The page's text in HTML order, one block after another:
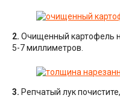
2. Очищенный картофель
5-7 миллиметров.
3. Репчатый лук